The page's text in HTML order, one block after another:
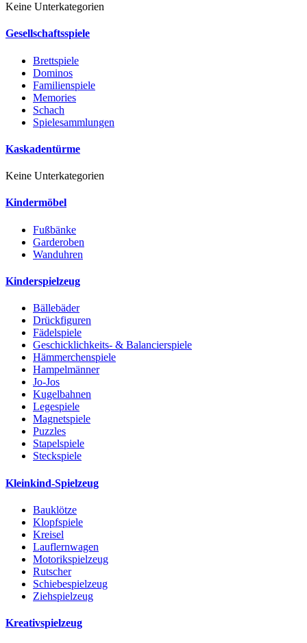
Keine Unterkategorien
Gesellschaftsspiele
Brettspiele
Dominos
Familienspiele
Memories
Schach
Spielesammlungen
Kaskadentürme
Keine Unterkategorien
Kindermöbel
Fußbänke
Garderoben
Wanduhren
Kinderspielzeug
Bällebäder
Drückfiguren
Fädelspiele
Geschicklichkeits- & Balancierspiele
Hämmerchenspiele
Hampelmänner
Jo-Jos
Kugelbahnen
Legespiele
Magnetspiele
Puzzles
Stapelspiele
Steckspiele
Kleinkind-Spielzeug
Bauklötze
Klopfspiele
Kreisel
Lauflernwagen
Motorikspielzeug
Rutscher
Schiebespielzeug
Ziehspielzeug
Kreativspielzeug